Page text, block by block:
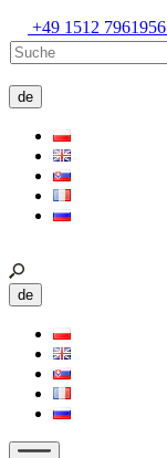
+49 1512 7961956
de
de